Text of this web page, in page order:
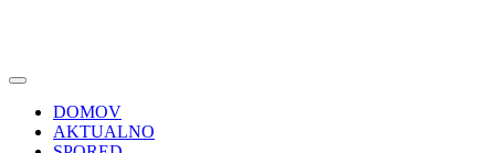
DOMOV
AKTUALNO